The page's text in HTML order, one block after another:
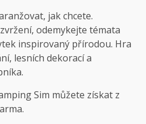
jak chcete.
odemykejte témata
inspirovaný přírodou. Hra
lesních dekorací a
Sim můžete získat z